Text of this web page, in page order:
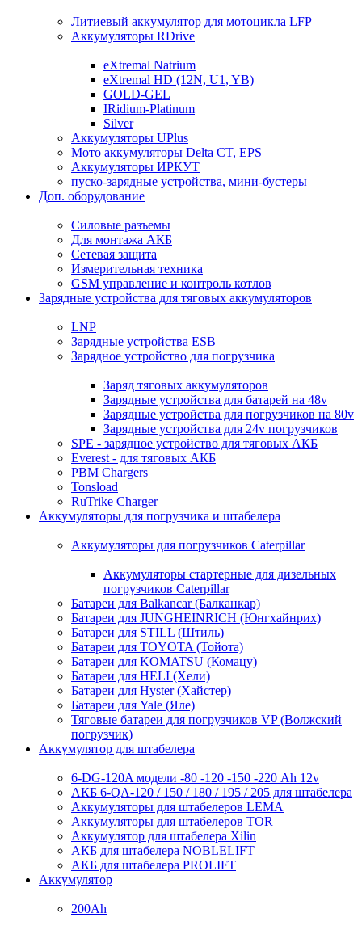
Литиевый аккумулятор для мотоцикла LFP
Аккумуляторы RDrive
eXtremal Natrium
eXtremal HD (12N, U1, YB)
GOLD-GEL
IRidium-Platinum
Silver
Аккумуляторы UPlus
Мото аккумуляторы Delta CT, EPS
Аккумуляторы ИРКУТ
пуско-зарядные устройства, мини-бустеры
Доп. оборудование
Силовые разъемы
Для монтажа АКБ
Сетевая защита
Измерительная техника
GSM управление и контроль котлов
Зарядные устройства для тяговых аккумуляторов
LNP
Зарядные устройства ESB
Зарядное устройство для погрузчика
Заряд тяговых аккумуляторов
Зарядные устройства для батарей на 48v
Зарядные устройства для погрузчиков на 80v
Зарядные устройства для 24v погрузчиков
SPE - зарядное устройство для тяговых АКБ
Everest - для тяговых АКБ
PBM Chargers
Tonsload
RuTrike Charger
Аккумуляторы для погрузчика и штабелера
Аккумуляторы для погрузчиков Caterpillar
Аккумуляторы стартерные для дизельных
погрузчиков Caterpillar
Батареи для Balkancar (Балканкар)
Батареи для JUNGHEINRICH (Юнгхайнрих)
Батареи для STILL (Штиль)
Батареи для TOYOTA (Тойота)
Батареи для KOMATSU (Комацу)
Батареи для HELI (Хели)
Батареи для Hyster (Хайстер)
Батареи для Yale (Яле)
Тяговые батареи для погрузчиков VP (Волжский
погрузчик)
Аккумулятор для штабелера
6-DG-120A модели -80 -120 -150 -220 Ah 12v
АКБ 6-QA-120 / 150 / 180 / 195 / 205 для штабелера
Аккумуляторы для штабелеров LEMA
Аккумуляторы для штабелеров TOR
Аккумулятор для штабелера Xilin
АКБ для штабелера NOBLELIFT
АКБ для штабелера PROLIFT
Аккумулятор
200Ah